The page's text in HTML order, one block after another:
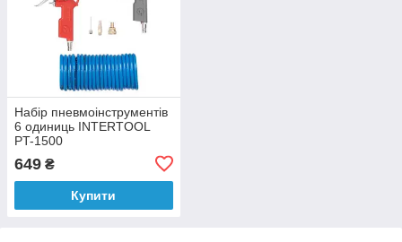
Набір пневмоінструментів
6 одиниць INTERTOOL
PT-1500
649 ₴
Купити